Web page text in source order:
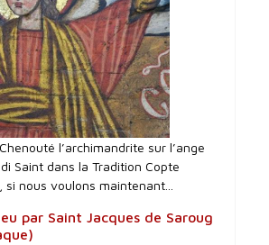
l’archimandrite sur l’ange
Saint dans la Tradition Copte
nous voulons maintenant...
par Saint Jacques de Saroug